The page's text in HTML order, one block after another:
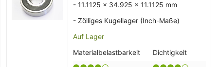
- 11.1125 x 34.925 x 11.1125 mm
- Zölliges Kugellager (Inch-Maße)
Auf Lager
Materialbelastbarkeit
Dichtigkeit